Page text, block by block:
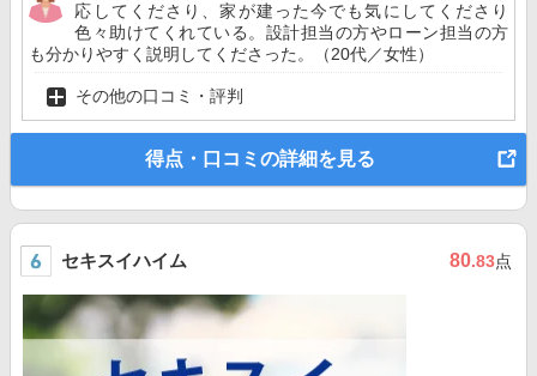
応してくださり、家が建った今でも気にしてくださり
色々助けてくれている。設計担当の方やローン担当の方
も分かりやすく説明してくださった。（20代／女性）
その他の口コミ・評判
得点・口コミの詳細を見る
セキスイハイム 80.83点